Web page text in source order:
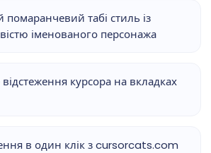
помаранчевий табі стиль із
іменованого персонажа
відстеження курсора на вкладках
в один клік з cursorcats.com